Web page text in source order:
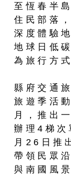
至恆春半
住民部落
深度體驗
地球日低
為旅行方
縣府交通
旅遊季活
月，推出
辦理4梯次
月26日推
帶領民眾
與南國風